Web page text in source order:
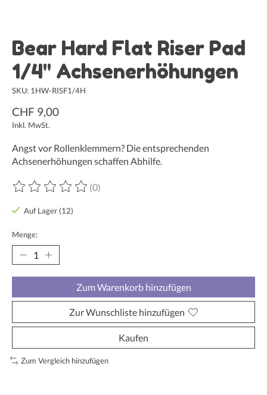
Bear Hard Flat Riser Pad
1/4" Achsenerhöhungen
SKU: 1HW-RISF1/4H
CHF 9,00
Inkl. MwSt.
Angst vor Rollenklemmern? Die entsprechenden
Achsenerhöhungen schaffen Abhilfe.
Die Bewertung dieses Produkts ist
(0)
Auf Lager (12)
Menge:
Zum Warenkorb hinzufügen
Zur Wunschliste hinzufügen
Kaufen
Zum Vergleich hinzufügen